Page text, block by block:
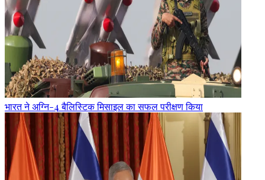
भारत ने अग्नि-4 बैलिस्टिक मिसाइल का सफल परीक्षण किया